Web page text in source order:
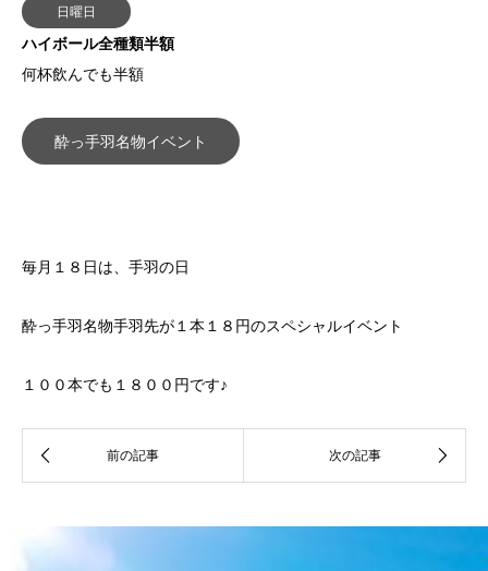
日曜日
ハイボール全種類半額
何杯飲んでも半額
酔っ手羽名物イベント
毎月１８日は、手羽の日
酔っ手羽名物手羽先が１本１８円のスペシャルイベント
１００本でも１８００円です♪